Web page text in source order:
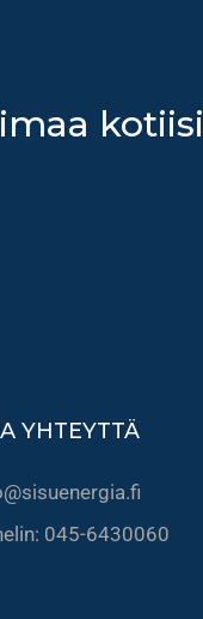
kotiisi
YHTEYTTÄ
045-6430060